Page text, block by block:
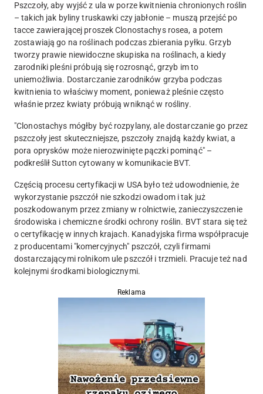
Pszczoły, aby wyjść z ula w porze kwitnienia chronionych roślin
– takich jak byliny truskawki czy jabłonie – muszą przejść po
tacce zawierającej proszek Clonostachys rosea, a potem
zostawiają go na roślinach podczas zbierania pyłku. Grzyb
tworzy prawie niewidoczne skupiska na roślinach, a kiedy
zarodniki pleśni próbują się rozrosnąć, grzyb im to
uniemożliwia. Dostarczanie zarodników grzyba podczas
kwitnienia to właściwy moment, ponieważ pleśnie często
właśnie przez kwiaty próbują wniknąć w rośliny.
"Clonostachys mógłby być rozpylany, ale dostarczanie go przez
pszczoły jest skuteczniejsze, pszczoły znajdą każdy kwiat, a
pora oprysków może nierozwinięte pączki pominąć" –
podkreślił Sutton cytowany w komunikacie BVT.
Częścią procesu certyfikacji w USA było też udowodnienie, że
wykorzystanie pszczół nie szkodzi owadom i tak już
poszkodowanym przez zmiany w rolnictwie, zanieczyszczenie
środowiska i chemiczne środki ochrony roślin. BVT stara się też
o certyfikację w innych krajach. Kanadyjska firma współpracuje
z producentami "komercyjnych" pszczół, czyli firmami
dostarczającymi rolnikom ule pszczół i trzmieli. Pracuje też nad
kolejnymi środkami biologicznymi.
Reklama